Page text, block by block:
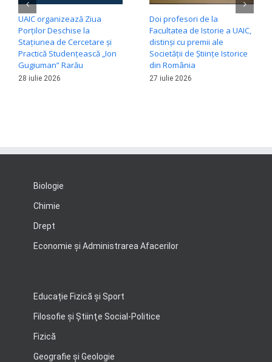
UAIC organizează Ziua
Porților Deschise la
Stațiunea de Cercetare și
Practică Studențească „Ion
Gugiuman” Rarău
28 iulie 2026
Doi profesori de la
Facultatea de Istorie a UAIC,
distinși cu premii ale
Societății de Științe Istorice
din România
27 iulie 2026
Biologie
Chimie
Drept
Economie şi Administrarea Afacerilor
Educație Fizică și Sport
Filosofie şi Ştiinţe Social-Politice
Fizică
Geografie şi Geologie